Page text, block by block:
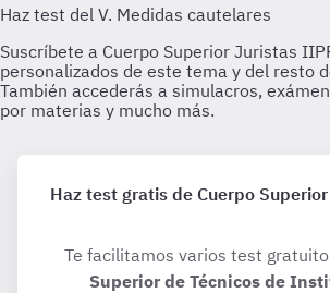
Haz test gratis de Cuerpo
Te facilitamos varios test
Superior de Técnicos de